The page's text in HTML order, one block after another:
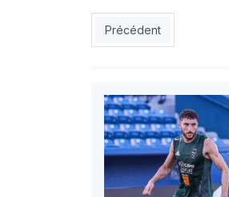
Article précédent : EN
Précédent